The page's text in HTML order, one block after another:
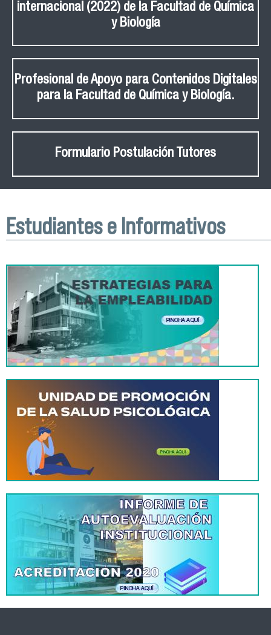
internacional (2022) de la Facultad de Química
y Biología
Profesional de Apoyo para Contenidos Digitales
para la Facultad de Química y Biología.
Formulario Postulación Tutores
Estudiantes e Informativos